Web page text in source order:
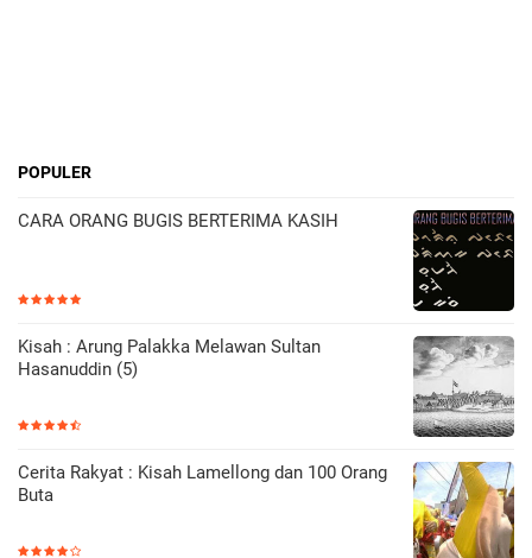
POPULER
CARA ORANG BUGIS BERTERIMA KASIH
Kisah : Arung Palakka Melawan Sultan
Hasanuddin (5)
Cerita Rakyat : Kisah Lamellong dan 100 Orang
Buta